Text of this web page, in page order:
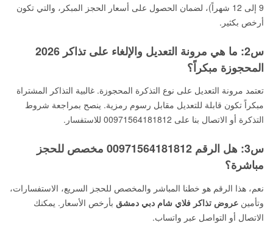
9 إلى 12 شهراً)، لضمان الحصول على أسعار الحجز المبكر، والتي تكون
أرخص بكثير.
س2: ما هي مرونة التعديل والإلغاء على تذاكر 2026
المحجوزة مبكراً؟
تعتمد مرونة التعديل على نوع التذكرة المحجوزة. غالبية التذاكر المشتراة
مبكراً تكون قابلة للتعديل مقابل رسوم رمزية. ينصح بمراجعة شروط
التذكرة أو الاتصال بنا على 00971564181812 للاستفسار.
س3: هل الرقم 00971564181812 مخصص للحجز
مباشرة؟
نعم، هذا الرقم هو خطنا المباشر والمخصص للحجز السريع، الاستفسارات،
وتأمين عروض تذاكر فلاي شام دبي دمشق بأرخص الأسعار. يمكنك
الاتصال أو التواصل عبر واتساب.